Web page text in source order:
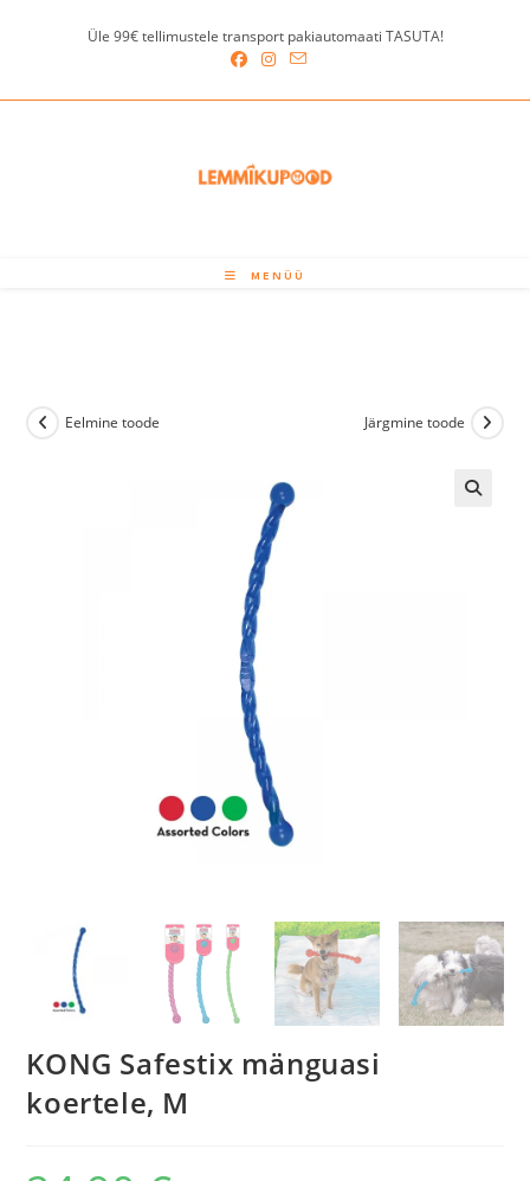
Üle 99€ tellimustele transport pakiautomaati TASUTA!
MENÜÜ
Eelmine toode Järgmine toode
KONG Safestix mänguasi
koertele, M